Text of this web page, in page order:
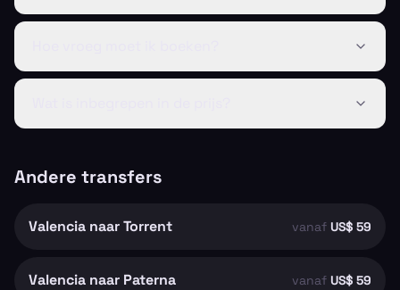
Andere transfers
Valencia naar Torrent vanaf US$ 59
Valencia naar Paterna vanaf US$ 59